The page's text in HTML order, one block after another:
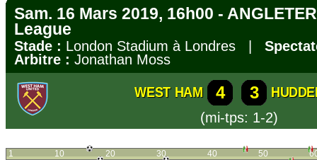
Sam. 16 Mars 2019, 16h00 -
League
Stade : London Stadium à Londres |
Arbitre : Jonathan Moss
WEST HAM 4 3
(mi-tps: 1-2)
1 10 20 30 40 50